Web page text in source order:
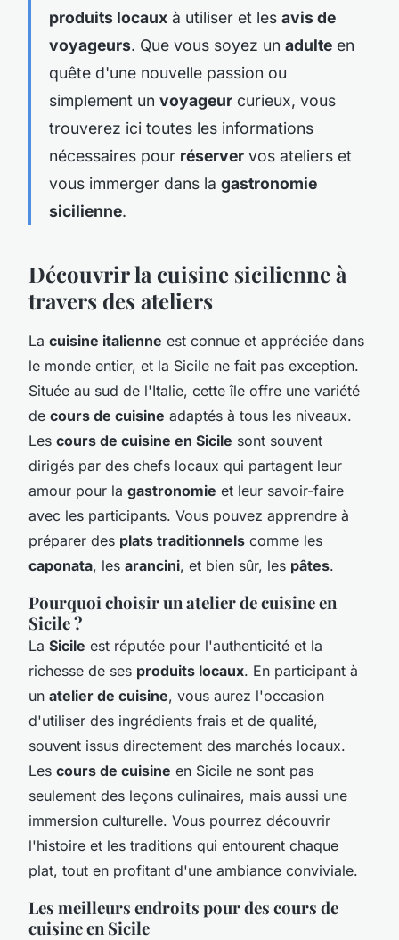
produits locaux à utiliser et les avis de
voyageurs. Que vous soyez un adulte en
quête d'une nouvelle passion ou
simplement un voyageur curieux, vous
trouverez ici toutes les informations
nécessaires pour réserver vos ateliers et
vous immerger dans la gastronomie
sicilienne.
Découvrir la cuisine sicilienne à
travers des ateliers
La cuisine italienne est connue et appréciée dans
le monde entier, et la Sicile ne fait pas exception.
Située au sud de l'Italie, cette île offre une variété
de cours de cuisine adaptés à tous les niveaux.
Les cours de cuisine en Sicile sont souvent
dirigés par des chefs locaux qui partagent leur
amour pour la gastronomie et leur savoir-faire
avec les participants. Vous pouvez apprendre à
préparer des plats traditionnels comme les
caponata, les arancini, et bien sûr, les pâtes.
Pourquoi choisir un atelier de cuisine en
Sicile ?
La Sicile est réputée pour l'authenticité et la
richesse de ses produits locaux. En participant à
un atelier de cuisine, vous aurez l'occasion
d'utiliser des ingrédients frais et de qualité,
souvent issus directement des marchés locaux.
Les cours de cuisine en Sicile ne sont pas
seulement des leçons culinaires, mais aussi une
immersion culturelle. Vous pourrez découvrir
l'histoire et les traditions qui entourent chaque
plat, tout en profitant d'une ambiance conviviale.
Les meilleurs endroits pour des cours de
cuisine en Sicile